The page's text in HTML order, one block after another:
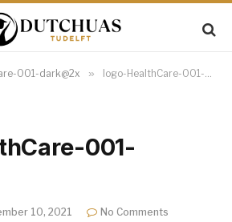
001-dark@2x » logo-HealthCare-001-dark@2x
001-
10, 2021
No Comments